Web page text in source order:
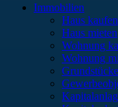
Immobilien
Haus kaufen
Haus mieten
Wohnung
Wohnung
Grundstücke